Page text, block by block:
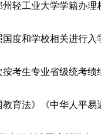
工业大学学籍办理
和学校相关进行入
生专业省级统考绩
法》《中华人平易